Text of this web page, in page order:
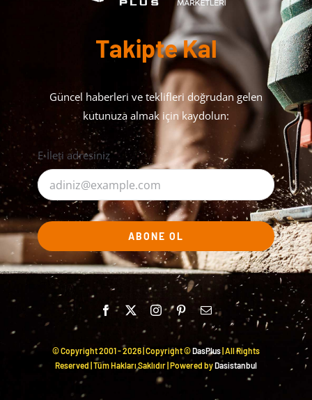
Takipte Kal
Güncel haberleri ve teklifleri doğrudan gelen
kutunuza almak için kaydolun:
E-İleti adresiniz
ABONE OL
© Copyright 2001 -2026 | Copyright ©DasPlus | All Rights
Reserved | Tüm Hakları Saklıdır | Powered byDasistanbul